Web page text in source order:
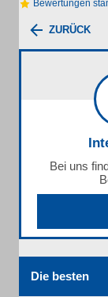
Bewertungen
ZURÜCK
Bei uns
Die besten